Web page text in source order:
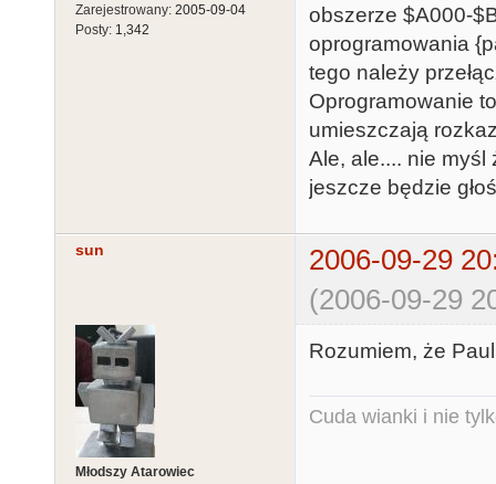
Zarejestrowany: 2005-09-04
Posty: 1,342
obszerze $A000-
oprogramowania
tego należy
Oprogramowanie
umieszczają
Ale, ale.... nie myśl
jeszcze będzie
sun
2006-09-29
(2006-09-29
Młodszy Atarowiec
Rozumiem, że
Cuda wianki i nie